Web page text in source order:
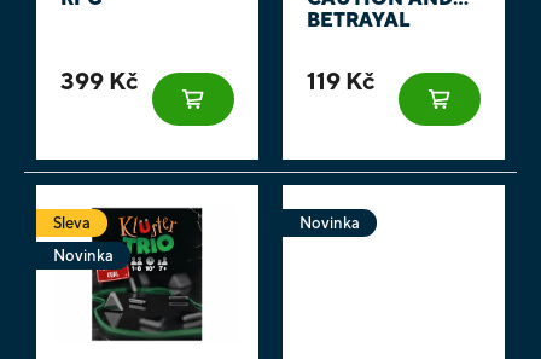
399 Kč
BETRAYAL
119 Kč
Sleva
Novinka
Novinka